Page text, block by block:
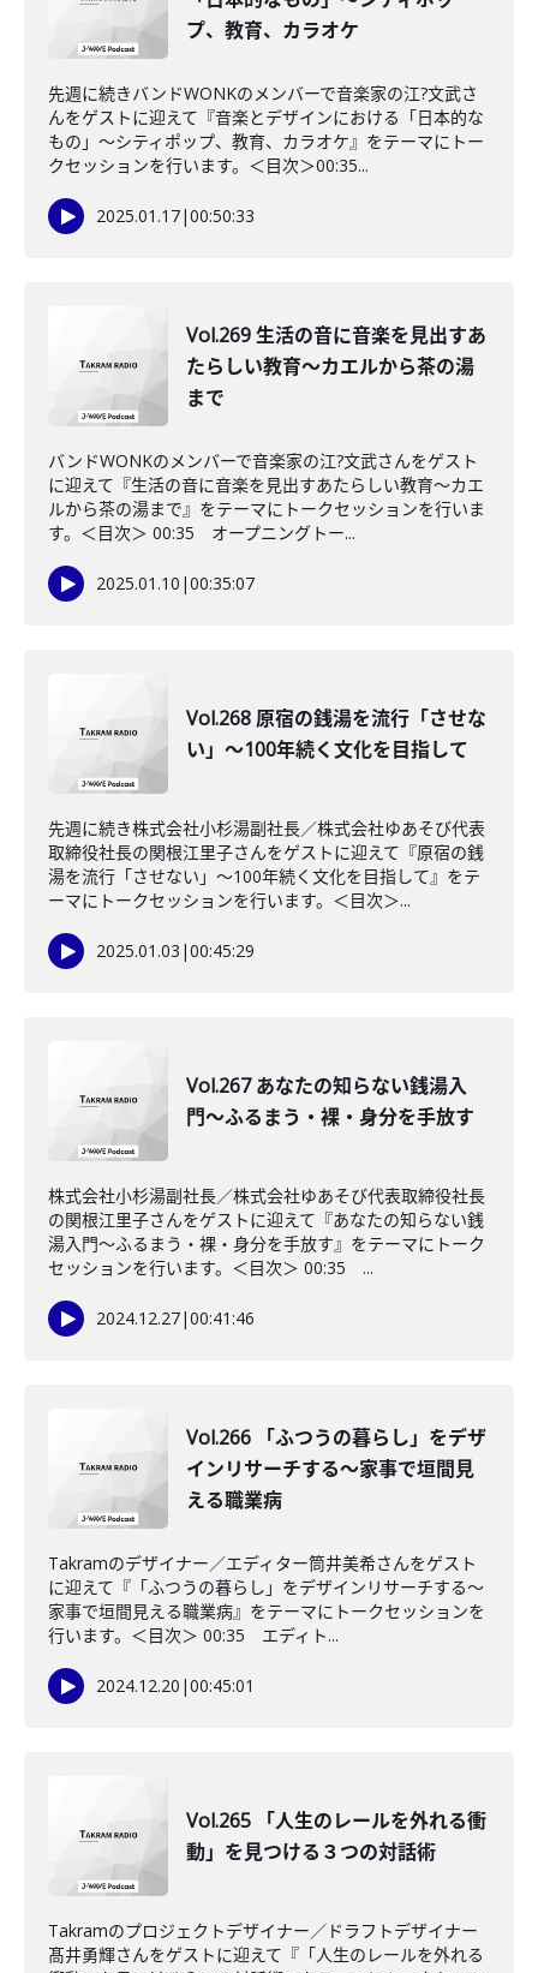
プ、教育、カラオケ
先週に続きバンドWONKのメンバーで音楽家の江?文武さ
んをゲストに迎えて『音楽とデザインにおける「日本的な
もの」～シティポップ、教育、カラオケ』をテーマにトー
クセッションを行います。＜目次＞00:35...
2025.01.17|00:50:33
Vol.269 生活の音に音楽を見出すあ
たらしい教育～カエルから茶の湯
まで
バンドWONKのメンバーで音楽家の江?文武さんをゲスト
に迎えて『生活の音に音楽を見出すあたらしい教育～カエ
ルから茶の湯まで』をテーマにトークセッションを行いま
す。＜目次＞ 00:35 オープニングトー...
2025.01.10 |00:35:07
Vol.268 原宿の銭湯を流行「させな
い」～100年続く文化を目指して
先週に続き株式会社小杉湯副社長／株式会社ゆあそび代表
取締役社長の関根江里子さんをゲストに迎えて『原宿の銭
湯を流行「させない」～100年続く文化を目指して』をテ
ーマにトークセッションを行います。＜目次＞...
2025.01.03 |00:45:29
Vol.267 あなたの知らない銭湯入
門〜ふるまう・裸・身分を手放す
株式会社小杉湯副社長／株式会社ゆあそび代表取締役社長
の関根江里子さんをゲストに迎えて『あなたの知らない銭
湯入門〜ふるまう・裸・身分を手放す』をテーマにトーク
セッションを行います。＜目次＞ 00:35 ...
2024.12.27|00:41:46
Vol.266 「ふつうの暮らし」をデザ
インリサーチする～家事で垣間見
える職業病
Takramのデザイナー／エディター筒井美希さんをゲスト
に迎えて『「ふつうの暮らし」をデザインリサーチする～
家事で垣間見える職業病』をテーマにトークセッションを
行います。＜目次＞ 00:35 エディト...
2024.12.20 |00:45:01
Vol.265 「人生のレールを外れる衝
動」を見つける３つの対話術
Takramのプロジェクトデザイナー／ドラフトデザイナー
髙井勇輝さんをゲストに迎えて『「人生のレールを外れる